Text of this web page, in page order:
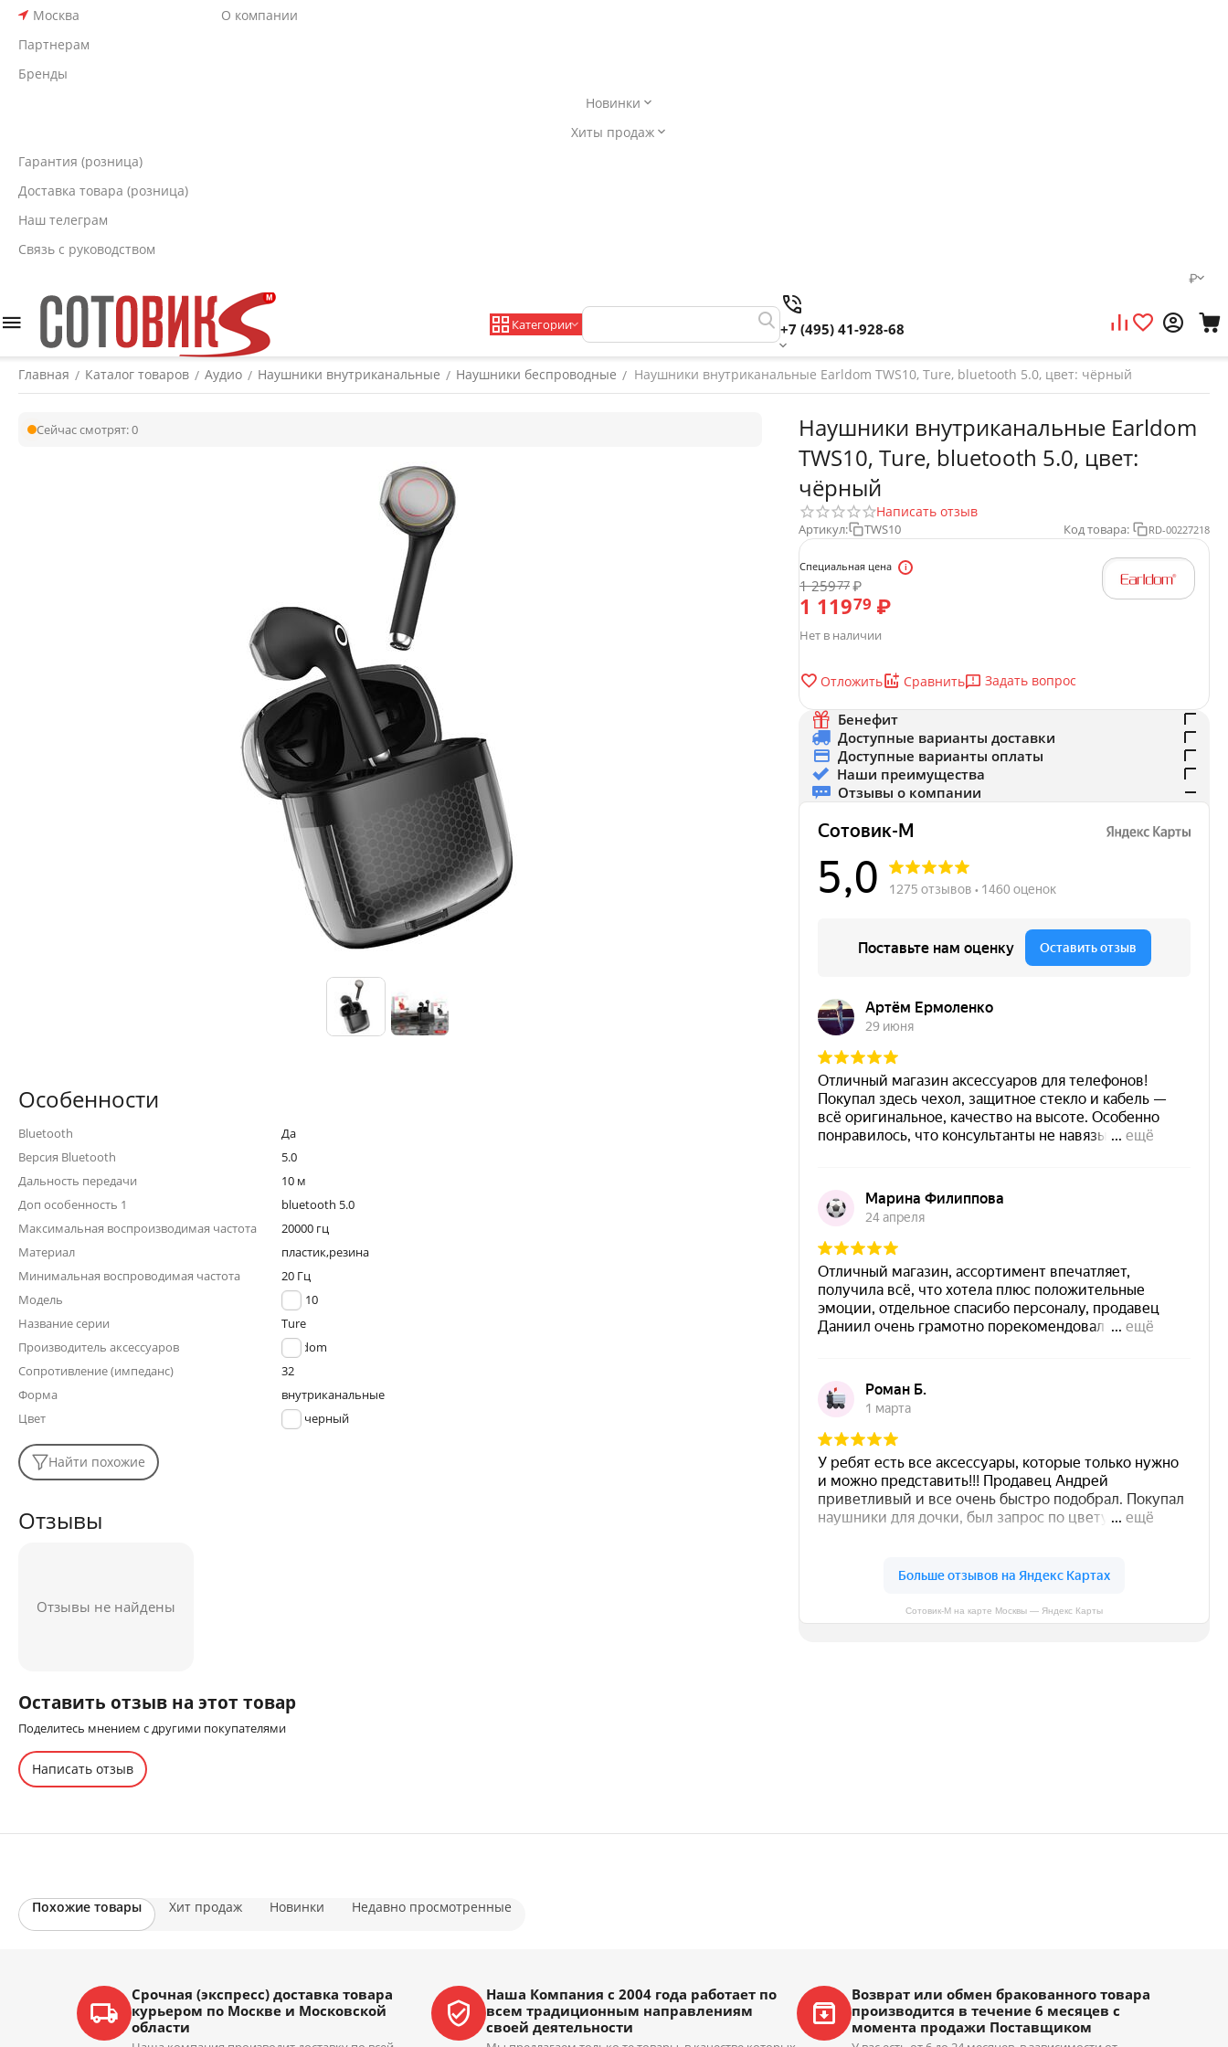
Москва
О компании
Партнерам
Бренды
Новинки
Хиты продаж
Гарантия (розница)
Доставка товара (розница)
Наш телеграм
Связь с руководством
₽
Категории +7 (495) 41-928-68
Главная / Каталог товаров / Аудио / Наушники внутриканальные / Наушники беспроводные / Наушники внутриканальные Earldom TWS10, Ture, bluetooth 5.0, цвет: чёрный
Сейчас смотрят:0
Наушники внутриканальные Earldom
TWS10, Ture, bluetooth 5.0, цвет:
чёрный
Написать отзыв
Артикул: TWS10 Код товара: RD-00227218
Специальная цена
1 25977₽
1 11979 ₽
Нет в наличии
Отложить Сравнить Задать вопрос
Бенефит
Доступные варианты доставки
Доступные варианты оплаты
Наши преимущества
Отзывы о компании
Сотовик-М на карте Москвы — Яндекс Карты
Особенности
Bluetooth
Да
Версия Bluetooth
5.0
Дальность передачи
10 м
Доп особенность 1
bluetooth 5.0
Максимальная воспроизводимая частота
20000 гц
Материал
пластик,резина
Минимальная воспроводимая частота
20 Гц
Модель
TWS10
Название серии
Ture
Производитель аксессуаров
Earldom
Сопротивление (импеданс)
32
Форма
внутриканальные
Цвет
черный
Найти похожие
Отзывы
Отзывы не найдены
Оставить отзыв на этот товар
Поделитесь мнением с другими покупателями
Написать отзыв
Похожие товары Хит продаж Новинки Недавно просмотренные
Срочная (экспресс) доставка товара
курьером по Москве и Московской
области
Наша Компания с 2004 года работает по
всем традиционным направлениям
своей деятельности
Возврат или обмен бракованного товара
производится в течение 6 месяцев с
момента продажи Поставщиком